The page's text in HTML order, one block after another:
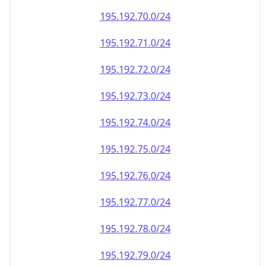
195.192.70.0/24
195.192.71.0/24
195.192.72.0/24
195.192.73.0/24
195.192.74.0/24
195.192.75.0/24
195.192.76.0/24
195.192.77.0/24
195.192.78.0/24
195.192.79.0/24